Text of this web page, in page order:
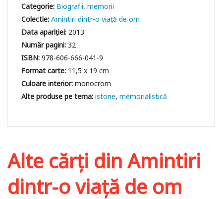
Categorie: Biografii, memorii
Colectie:Amintiri dintr-o viață de om
Data apariției: 2013
Număr pagini:32
ISBN:978-606-666-041-9
Format carte: 11,5 x 19 cm
Culoare interior:monocrom
istorie memorialistică
Alte cărți dinAmintiri
dintr-o viață de om